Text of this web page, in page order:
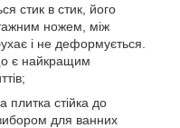
стик в стик, його
ножем, між
і не деформується.
є найкращим
плитка стійка до
для ванних